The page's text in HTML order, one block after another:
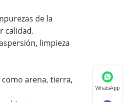
de la
calidad.
limpieza
arena, tierra,
WhatsApp